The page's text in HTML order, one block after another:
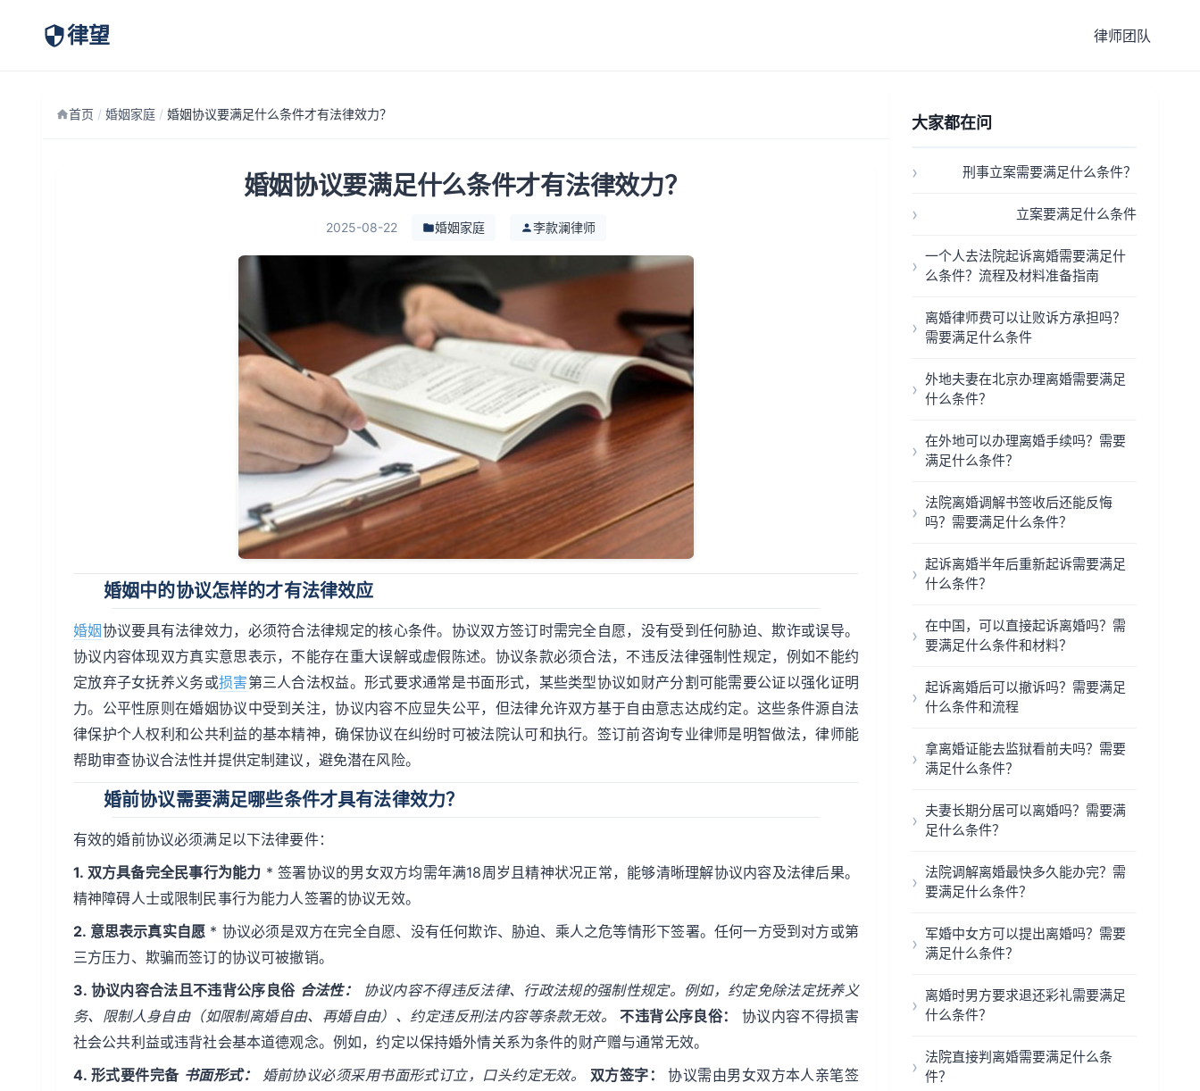
律望 律师团队
首页 / 婚姻家庭 / 婚姻协议要满足什么条件才有法律效力？
婚姻协议要满足什么条件才有法律效力？
2025-08-22 婚姻家庭 李款澜律师
婚姻中的协议怎样的才有法律效应
婚姻协议要具有法律效力，必须符合法律规定的核心条件。协议双方签订时需完全自愿，没有受到任何胁迫、欺诈或误导。
协议内容体现双方真实意思表示，不能存在重大误解或虚假陈述。协议条款必须合法，不违反法律强制性规定，例如不能约
定放弃子女抚养义务或损害第三人合法权益。形式要求通常是书面形式，某些类型协议如财产分割可能需要公证以强化证明
力。公平性原则在婚姻协议中受到关注，协议内容不应显失公平，但法律允许双方基于自由意志达成约定。这些条件源自法
律保护个人权利和公共利益的基本精神，确保协议在纠纷时可被法院认可和执行。签订前咨询专业律师是明智做法，律师能
帮助审查协议合法性并提供定制建议，避免潜在风险。
婚前协议需要满足哪些条件才具有法律效力？
有效的婚前协议必须满足以下法律要件：
1. 双方具备完全民事行为能力 * 签署协议的男女双方均需年满18周岁且精神状况正常，能够清晰理解协议内容及法律后果。
精神障碍人士或限制民事行为能力人签署的协议无效。
2. 意思表示真实自愿 * 协议必须是双方在完全自愿、没有任何欺诈、胁迫、乘人之危等情形下签署。任何一方受到对方或第
三方压力、欺骗而签订的协议可被撤销。
3. 协议内容合法且不违背公序良俗 合法性：
协议内容不得违反法律、行政法规的强制性规定。例如，约定免除法定抚养义
务、限制人身自由（如限制离婚自由、再婚自由）、约定违反刑法内容等条款无效。不违背公序良俗：
协议内容不得损害
社会公共利益或违背社会基本道德观念。例如，约定以保持婚外情关系为条件的财产赠与通常无效。
4. 形式要件完备 书面形式： 婚前协议必须采用书面形式订立，口头约定无效。 双方签字：
协议需由男女双方本人亲笔签
大家都在问
刑事立案需要满足什么条件？
立案要满足什么条件
一个人去法院起诉离婚需要满足什
么条件？流程及材料准备指南
离婚律师费可以让败诉方承担吗？
需要满足什么条件
外地夫妻在北京办理离婚需要满足
什么条件？
在外地可以办理离婚手续吗？需要
满足什么条件？
法院离婚调解书签收后还能反悔
吗？需要满足什么条件？
起诉离婚半年后重新起诉需要满足
什么条件？
在中国，可以直接起诉离婚吗？需
要满足什么条件和材料？
起诉离婚后可以撤诉吗？需要满足
什么条件和流程
拿离婚证能去监狱看前夫吗？需要
满足什么条件？
夫妻长期分居可以离婚吗？需要满
足什么条件？
法院调解离婚最快多久能办完？需
要满足什么条件？
军婚中女方可以提出离婚吗？需要
满足什么条件？
离婚时男方要求退还彩礼需要满足
什么条件？
法院直接判离婚需要满足什么条
件？